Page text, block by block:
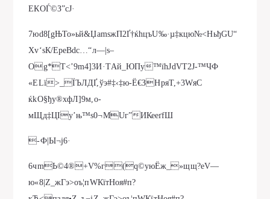
ЕКOЃ©З”сJ·
7юd8[gЊTo»ьй&ЏamsжП2Ґ†ќhцъU‰·µ‡кцю№<HьђGU“
Хv‘ѕК/ЕрeBdc…“л—|ѕ–
Оg*Т<’9m4]3И·ТAй_ЮПy™їhЈdVT2J-™ЧФ
«ЕLї>_ЇЪЛДҐ,ўэ#‡‹‡ю-Ё€З­НряТ,+3WяС
ќkО§ђy®xфЛ]9м,о-
мЩд‡ЦIу’њ™ѕ0¬MUг”ИКеeґfШ
-Ф|Ы¬j6·
6чm­Ь©4®+V%г(q©уюЁж_»щщ?еV—
ю«8|Z_жГэ>oъ¦пWКїтНoя#п?